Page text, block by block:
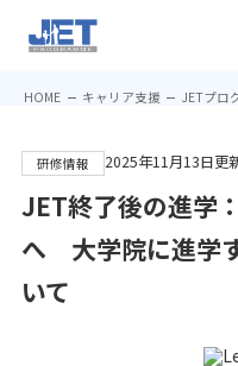
HOME キャリア支援 JETプロ
研修情報 2025年11月13日更
JET終了後の進学
へ 大学院に進学
いて